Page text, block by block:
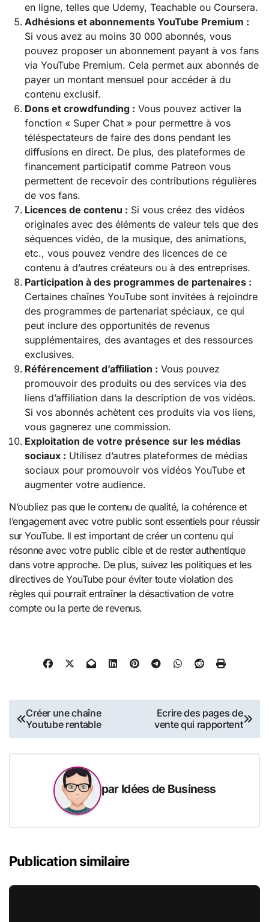
en ligne, telles que Udemy, Teachable ou Coursera.
Adhésions et abonnements YouTube Premium :
Si vous avez au moins 30 000 abonnés, vous
pouvez proposer un abonnement payant à vos fans
via YouTube Premium. Cela permet aux abonnés de
payer un montant mensuel pour accéder à du
contenu exclusif.
Dons et crowdfunding : Vous pouvez activer la
fonction « Super Chat » pour permettre à vos
téléspectateurs de faire des dons pendant les
diffusions en direct. De plus, des plateformes de
financement participatif comme Patreon vous
permettent de recevoir des contributions régulières
de vos fans.
Licences de contenu : Si vous créez des vidéos
originales avec des éléments de valeur tels que des
séquences vidéo, de la musique, des animations,
etc., vous pouvez vendre des licences de ce
contenu à d’autres créateurs ou à des entreprises.
Participation à des programmes de partenaires :
Certaines chaînes YouTube sont invitées à rejoindre
des programmes de partenariat spéciaux, ce qui
peut inclure des opportunités de revenus
supplémentaires, des avantages et des ressources
exclusives.
Référencement d’affiliation : Vous pouvez
promouvoir des produits ou des services via des
liens d’affiliation dans la description de vos vidéos.
Si vos abonnés achètent ces produits via vos liens,
vous gagnerez une commission.
Exploitation de votre présence sur les médias
sociaux : Utilisez d’autres plateformes de médias
sociaux pour promouvoir vos vidéos YouTube et
augmenter votre audience.
N’oubliez pas que le contenu de qualité, la cohérence et
l’engagement avec votre public sont essentiels pour réussir
sur YouTube. Il est important de créer un contenu qui
résonne avec votre public cible et de rester authentique
dans votre approche. De plus, suivez les politiques et les
directives de YouTube pour éviter toute violation des
règles qui pourrait entraîner la désactivation de votre
compte ou la perte de revenus.
Navigation
l’article
Créer une chaîne
Youtube rentable
Ecrire des pages de
vente qui rapportent
par Idées de Business
Publication similaire